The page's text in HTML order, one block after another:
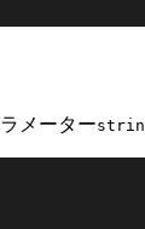
メーター